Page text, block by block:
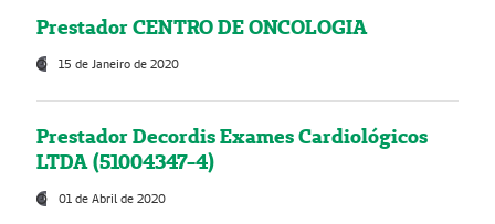
Prestador CENTRO DE ONCOLOGIA
15 de Janeiro de 2020
Prestador Decordis Exames Cardiológicos
LTDA (51004347-4)
01 de Abril de 2020